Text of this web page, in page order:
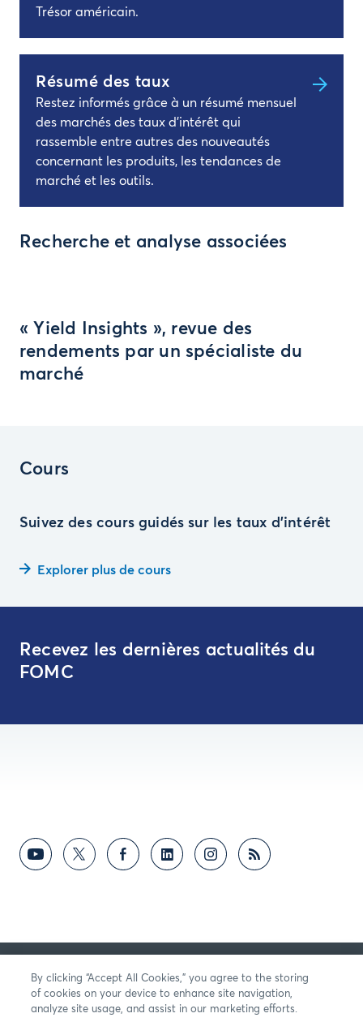
Trésor américain.
Résumé des taux
Restez informés grâce à un résumé mensuel
des marchés des taux d’intérêt qui
rassemble entre autres des nouveautés
concernant les produits, les tendances de
marché et les outils.
Recherche et analyse associées
« Yield Insights », revue des
rendements par un spécialiste du
marché
Cours
Suivez des cours guidés sur les taux d’intérêt
Explorer plus de cours
Recevez les dernières actualités du
FOMC
COMMENTAIRES
By clicking “Accept All Cookies,” you agree to the storing
of cookies on your device to enhance site navigation,
analyze site usage, and assist in our marketing efforts.